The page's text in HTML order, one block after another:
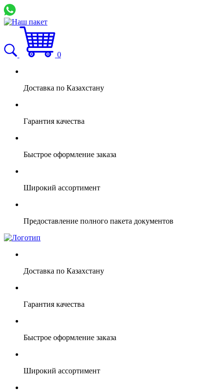
0
Доставка по Казахстану
Гарантия качества
Быстрое оформление заказа
Широкий ассортимент
Предоставление полного пакета документов
Доставка по Казахстану
Гарантия качества
Быстрое оформление заказа
Широкий ассортимент